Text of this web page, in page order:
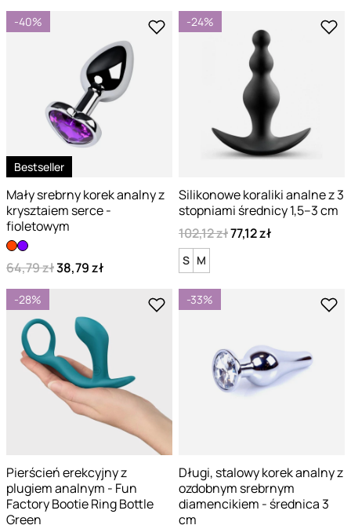
-40%
Bestseller
Mały srebrny korek analny z
krysztaiem serce -
fioletowym
64,79 zł38,79 zł
-24%
Silikonowe koraliki analne z 3
stopniami średnicy 1,5–3 cm
102,12 zł77,12 zł
S M
-28%
Pierścień erekcyjny z
plugiem analnym - Fun
Factory Bootie Ring Bottle
Green
-33%
Długi, stalowy korek analny z
ozdobnym srebrnym
diamencikiem - średnica 3
cm